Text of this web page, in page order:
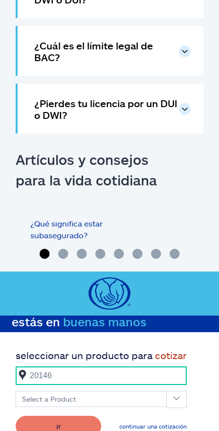
¿Cuál es el límite legal de
BAC?
¿Pierdes tu licencia por un DUI
o DWI?
Artículos y consejos
para la vida cotidiana
¿Qué significa estar
subasegurado?
estás en buenas manos
seleccionar un producto para cotizar
Select a Product
ir continuar una cotización